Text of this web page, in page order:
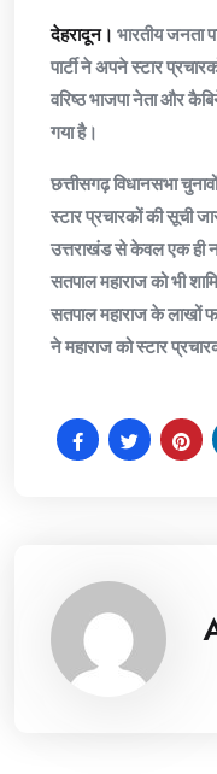
देहरादून। भारतीय जनता
पार्टी ने अपने स्टार
वरिष्ठ भाजपा नेता और
गया है।
छत्तीसगढ़ विधानसभा
स्टार प्रचारकों की सूची
उत्तराखंड से केवल एक ही
सतपाल महाराज को भी
सतपाल महाराज के लाखों
ने महाराज को स्टार